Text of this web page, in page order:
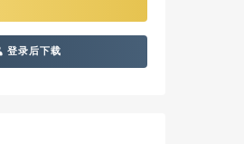
登录后下载